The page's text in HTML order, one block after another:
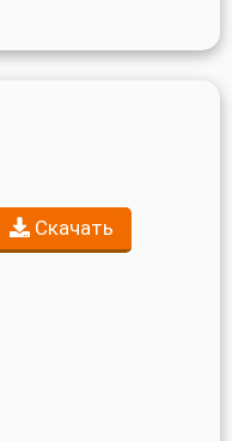
Скачать